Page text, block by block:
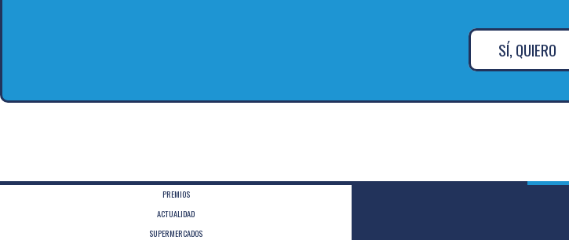
SÍ, QUIERO
PREMIOS
ACTUALIDAD
SUPERMERCADOS